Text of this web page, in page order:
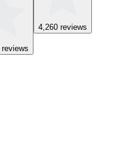
reviews
4,260 reviews